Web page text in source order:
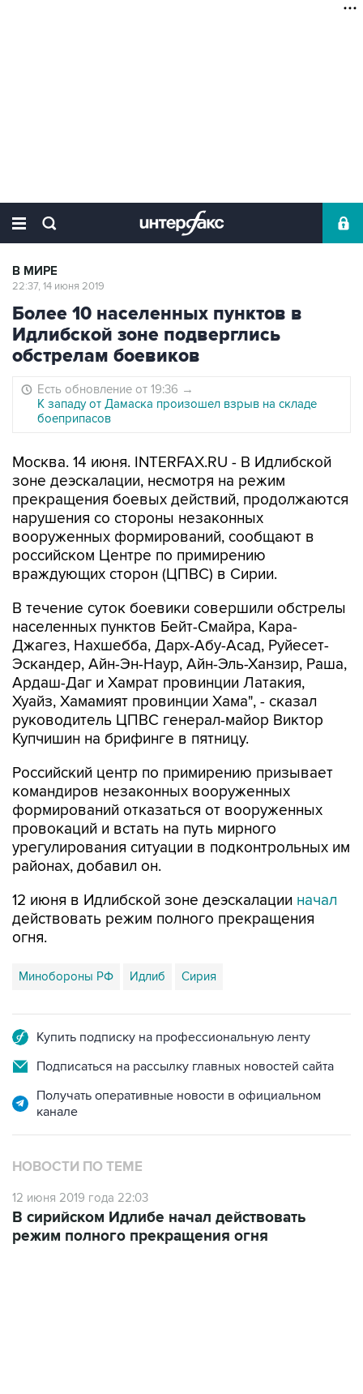
В МИРЕ
22:37, 14 июня 2019
Более 10 населенных пунктов в
Идлибской зоне подверглись
обстрелам боевиков
Есть обновление от 19:36 →
К западу от Дамаска произошел взрыв на складе
боеприпасов
Москва. 14 июня. INTERFAX.RU - В Идлибской
зоне деэскалации, несмотря на режим
прекращения боевых действий, продолжаются
нарушения со стороны незаконных
вооруженных формирований, сообщают в
российском Центре по примирению
враждующих сторон (ЦПВС) в Сирии.
В течение суток боевики совершили обстрелы
населенных пунктов Бейт-Смайра, Кара-
Джагез, Нахшебба, Дарх-Абу-Асад, Руйесет-
Эскандер, Айн-Эн-Наур, Айн-Эль-Ханзир, Раша,
Ардаш-Даг и Хамрат провинции Латакия,
Хуайз, Хамамият провинции Хама", - сказал
руководитель ЦПВС генерал-майор Виктор
Купчишин на брифинге в пятницу.
Российский центр по примирению призывает
командиров незаконных вооруженных
формирований отказаться от вооруженных
провокаций и встать на путь мирного
урегулирования ситуации в подконтрольных им
районах, добавил он.
12 июня в Идлибской зоне деэскалации начал
действовать режим полного прекращения
огня.
Минобороны РФ Идлиб Сирия
Купить подписку на профессиональную ленту
Подписаться на рассылку главных новостей сайта
Получать оперативные новости в официальном
канале
НОВОСТИ ПО ТЕМЕ
12 июня 2019 года 22:03
В сирийском Идлибе начал действовать
режим полного прекращения огня